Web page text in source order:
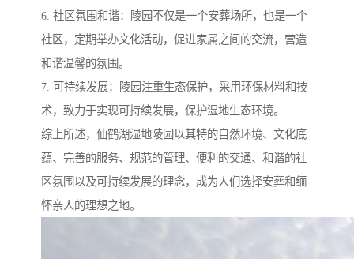
6. 社区氛围和谐：陵园不仅是一个安葬场所，也是一个
社区，定期举办文化活动，促进家属之间的交流，营造
和谐温馨的氛围。
7. 可持续发展：陵园注重生态保护，采用环保材料和技
术，致力于实现可持续发展，保护湿地生态环境。
综上所述，仙鹤湖湿地陵园以其特的自然环境、文化底
蕴、完善的服务、规范的管理、便利的交通、和谐的社
区氛围以及可持续发展的理念，成为人们选择安葬和缅
怀亲人的理想之地。